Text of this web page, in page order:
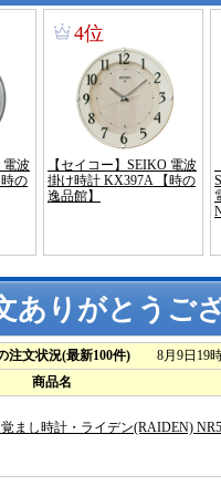
ありがとうご